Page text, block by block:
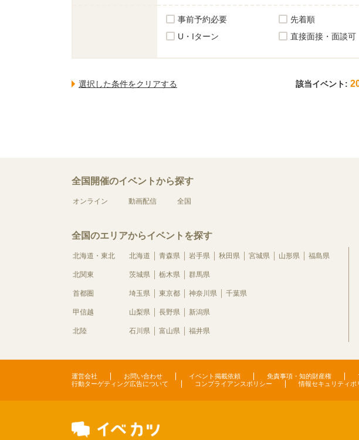
事前予約必要 先着順
U・Iターン
直接面接・面談可
該当イベント:
全国開催のイベントから探す
オンライン 動画配信 全国
全国のエリアからイベントを探す
北海道・東北 北海道 青森県 岩手県 秋田県 宮城県 山形県 福島県
北関東 茨城県 栃木県 群馬県
首都圏 埼玉県 東京都 神奈川県 千葉県
甲信越 山梨県 長野県 新潟県
北陸 石川県 富山県 福井県
運営会社 お問い合わせ イベント掲載依頼 免責事項・知的財産権
行動ターゲティング広告について
コンプライアンスポリシー 情報セキュリティポ